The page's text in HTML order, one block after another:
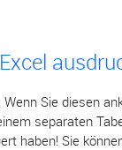
Sie diesen
separaten
haben! Sie